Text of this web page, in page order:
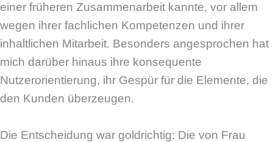
einer früheren Zusammenarbeit kannte, vor allem
wegen ihrer fachlichen Kompetenzen und ihrer
inhaltlichen Mitarbeit. Besonders angesprochen hat
mich darüber hinaus ihre konsequente
Nutzerorientierung, ihr Gespür für die Elemente, die
den Kunden überzeugen.
Die Entscheidung war goldrichtig: Die von Frau